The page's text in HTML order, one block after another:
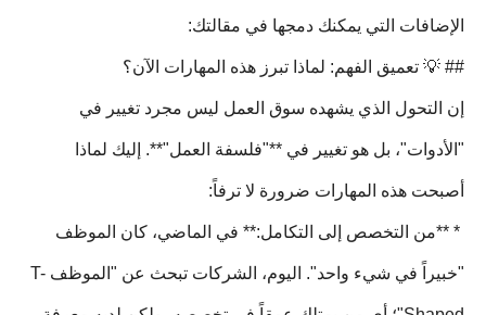
الإضافات التي يمكنك دمجها في مقالتك:
## 💡 تعميق الفهم: لماذا تبرز هذه المهارات الآن؟
إن التحول الذي يشهده سوق العمل ليس مجرد تغيير في
"الأدوات"، بل هو تغيير في **"فلسفة العمل"**. إليك لماذا
أصبحت هذه المهارات ضرورة لا ترفاً:
* **من التخصص إلى التكامل:** في الماضي، كان الموظف
"خبيراً في شيء واحد". اليوم، الشركات تبحث عن "الموظف T-